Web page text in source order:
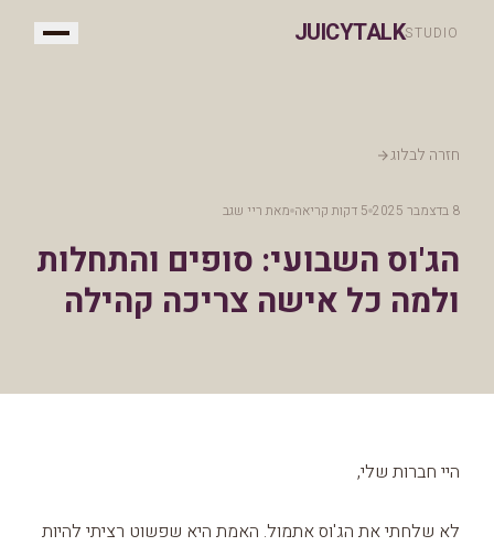
JUICYTALKSTUDIO
חזרה לבלוג
8 בדצמבר 2025 5 דקות קריאה מאת ריי שגב
הג'וס השבועי: סופים והתחלות
ולמה כל אישה צריכה קהילה
היי חברות שלי,
לא שלחתי את הג'וס אתמול. האמת היא שפשוט רציתי להיות